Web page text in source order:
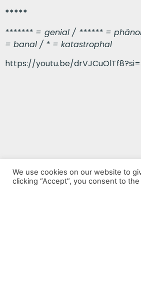
*****
******* = genial / ****** =
= banal / * = katastrophal
https://youtu.be/
The Reel
We use cookies on our website to
clicking “Accept”, you consent to